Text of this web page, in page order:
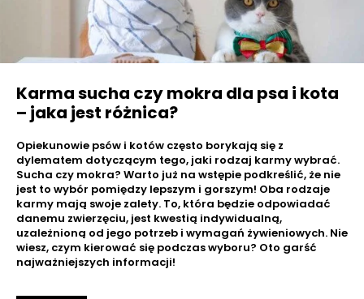
Karma sucha czy mokra dla psa i kota
– jaka jest różnica?
Opiekunowie psów i kotów często borykają się z
dylematem dotyczącym tego, jaki rodzaj karmy wybrać.
Sucha czy mokra? Warto już na wstępie podkreślić, że nie
jest to wybór pomiędzy lepszym i gorszym! Oba rodzaje
karmy mają swoje zalety. To, która będzie odpowiadać
danemu zwierzęciu, jest kwestią indywidualną,
uzależnioną od jego potrzeb i wymagań żywieniowych. Nie
wiesz, czym kierować się podczas wyboru? Oto garść
najważniejszych informacji!